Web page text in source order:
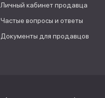
Личный кабинет продавца
Частые вопросы и ответы
Документы для продавцов